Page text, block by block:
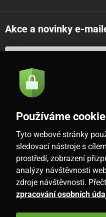
Akce a novinky e-
Souhlasím se
CZ
Používáme
Tyto webové stránky
sledovací nástroje s
prostředí, zobrazení
analýzy návštěvnosti
zdroje návštěvnosti.
zpracování osobních